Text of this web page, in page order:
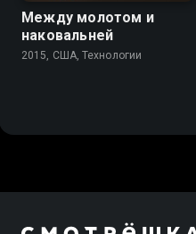
Между молотом и
наковальней
2015, США, Технологии